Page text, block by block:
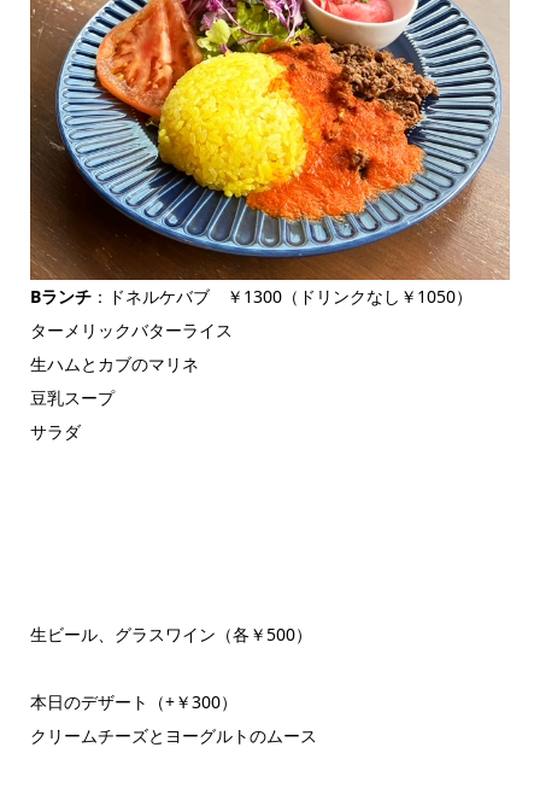
Bランチ：ドネルケバブ ￥1300（ドリンクなし￥1050）
ターメリックバターライス
生ハムとカブのマリネ
豆乳スープ
サラダ
生ビール、グラスワイン（各￥500）
本日のデザート（+￥300）
クリームチーズとヨーグルトのムース